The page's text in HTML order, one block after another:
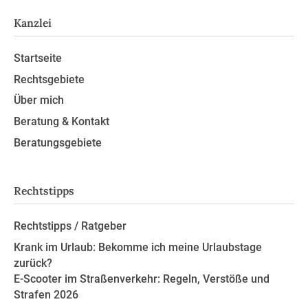
Kanzlei
Startseite
Rechtsgebiete
Über mich
Beratung & Kontakt
Beratungsgebiete
Rechtstipps
Rechtstipps / Ratgeber
Krank im Urlaub: Bekomme ich meine Urlaubstage
zurück?
E-Scooter im Straßenverkehr: Regeln, Verstöße und
Strafen 2026